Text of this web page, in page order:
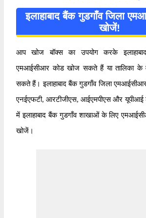
इलाहाबाद बैंक गुडगाँव जिला
खोजें!
आप खोज बॉक्स का उपयोग करके
एमआईसीआर कोड खोज सकते हैं या तालिका के
सकते हैं। इलाहाबाद बैंक गुडगाँव जिला
एनईएफटी, आरटीजीएस, आईएमपीएस और यूपीआई
में इलाहाबाद बैंक गुडगाँव शाखाओं के लिए
खोजें।